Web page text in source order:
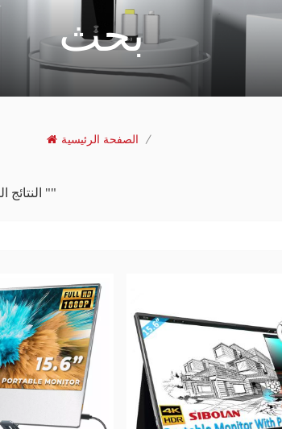
بحث
الصفحة الرئيسية /
4 النتائج التي تم العثور عليها ل ""